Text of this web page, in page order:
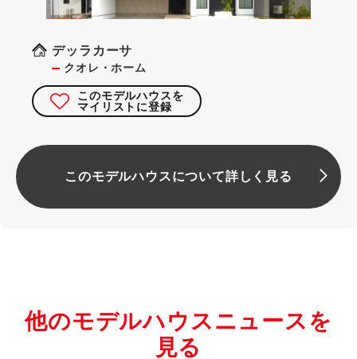
デッラカーサ
クオレ・ホーム
このモデルハウスを
マイリストに登録
このモデルハウスについて詳しく見る
他のモデルハウスニュースを
見る